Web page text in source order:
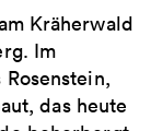
Kräherwald
Im
das heute